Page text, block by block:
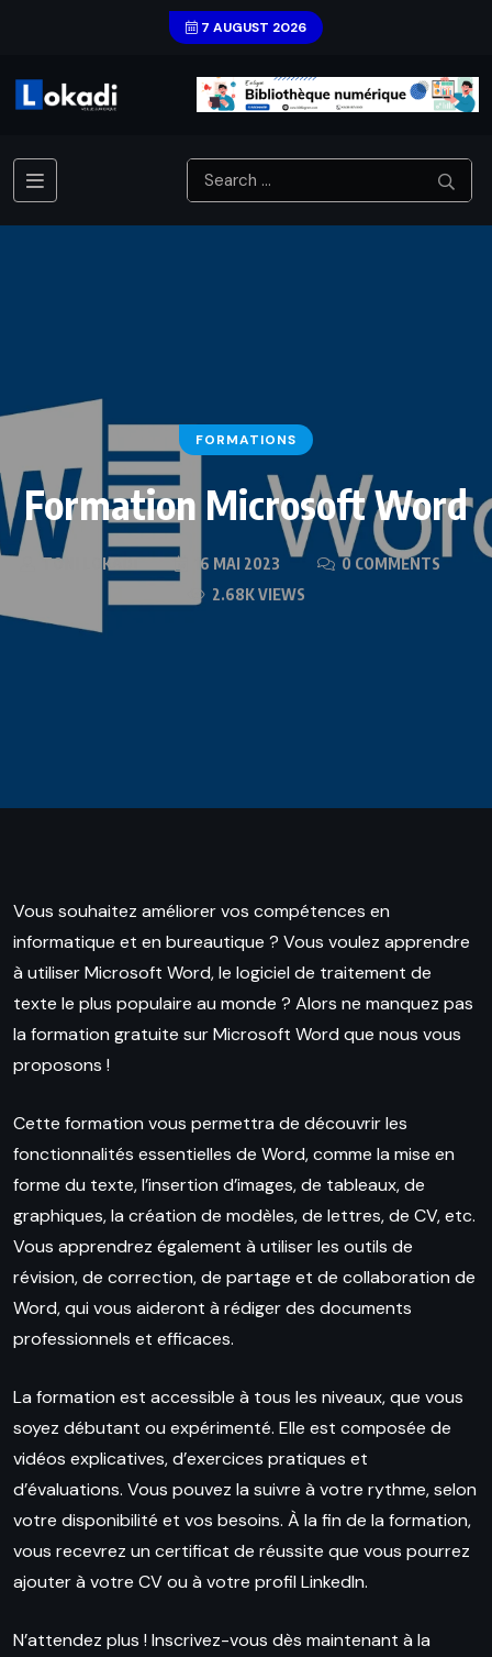
7 AUGUST 2026
FORMATIONS
Formation Microsoft Word
TONI LOKADI 16 MAI 2023
0 COMMENTS
2.68K VIEWS
Vous souhaitez améliorer vos compétences en
informatique et en bureautique ? Vous voulez apprendre
à utiliser Microsoft Word, le logiciel de traitement de
texte le plus populaire au monde ? Alors ne manquez pas
la formation gratuite sur Microsoft Word que nous vous
proposons !
Cette formation vous permettra de découvrir les
fonctionnalités essentielles de Word, comme la mise en
forme du texte, l’insertion d’images, de tableaux, de
graphiques, la création de modèles, de lettres, de CV, etc.
Vous apprendrez également à utiliser les outils de
révision, de correction, de partage et de collaboration de
Word, qui vous aideront à rédiger des documents
professionnels et efficaces.
La formation est accessible à tous les niveaux, que vous
soyez débutant ou expérimenté. Elle est composée de
vidéos explicatives, d’exercices pratiques et
d’évaluations. Vous pouvez la suivre à votre rythme, selon
votre disponibilité et vos besoins. À la fin de la formation,
vous recevrez un certificat de réussite que vous pourrez
ajouter à votre CV ou à votre profil LinkedIn.
N’attendez plus ! Inscrivez-vous dès maintenant à la